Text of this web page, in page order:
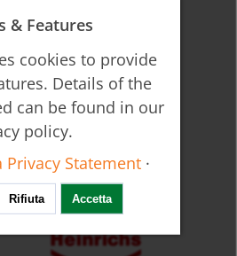
per gas DOG
& Features
cookies to provide
Details of the
can be found in our
policy.
Privacy Statement ·
Rifiuta Accetta